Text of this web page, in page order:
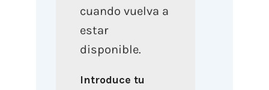
cuando vuelva a
estar
disponible.
Introduce tu